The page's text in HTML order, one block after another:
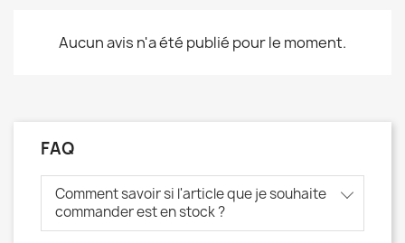
Aucun avis n'a été publié pour le moment.
FAQ
Comment savoir si l'article que je souhaite
commander est en stock ?